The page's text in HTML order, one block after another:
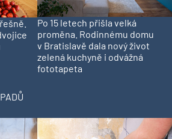
Po 15 letech přišla velká
proměna. Rodinnému domu
v Bratislavě dala nový život
zelená kuchyně i odvážná
fototapeta